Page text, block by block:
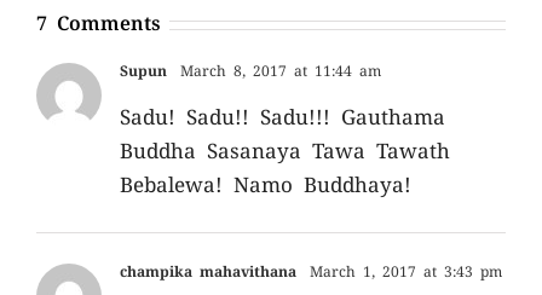
7 Comments
Supun March 8, 2017 at 11:44 am
Sadu! Sadu!! Sadu!!! Gauthama
Buddha Sasanaya Tawa Tawath
Bebalewa! Namo Buddhaya!
champika mahavithana March 1, 2017 at 3:43 pm